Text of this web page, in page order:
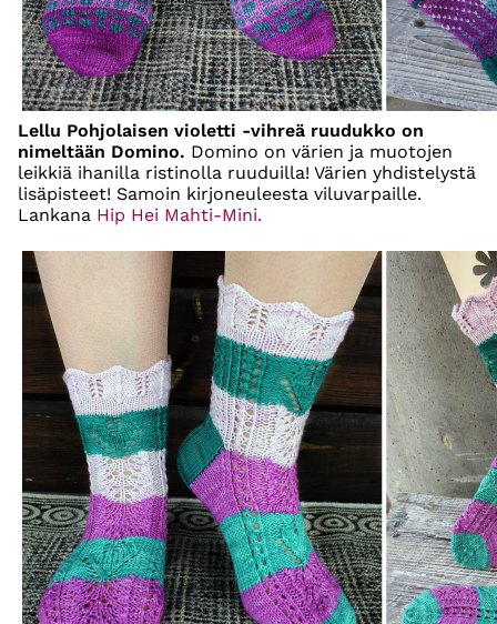
Lellu Pohjolaisen violetti -vihreä ruudukko on
nimeltään Domino. Domino on värien ja muotojen
leikkiä ihanilla ristinolla ruuduilla! Värien yhdistelystä
lisäpisteet! Samoin kirjoneuleesta viluvarpaille.
Lankana Hip Hei Mahti-Mini.